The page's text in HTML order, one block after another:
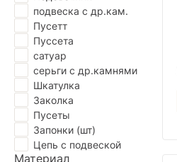
подвеска с др.кам.
Пусетт
Пуссета
сатуар
серьги с др.камнями
Шкатулка
Заколка
Пусеты
Запонки (шт)
Цепь с подвеской
Материал